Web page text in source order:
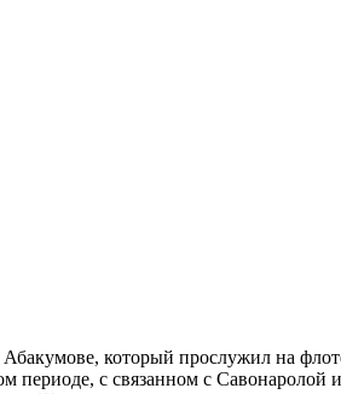
который прослужил на
периоде, с связанном с